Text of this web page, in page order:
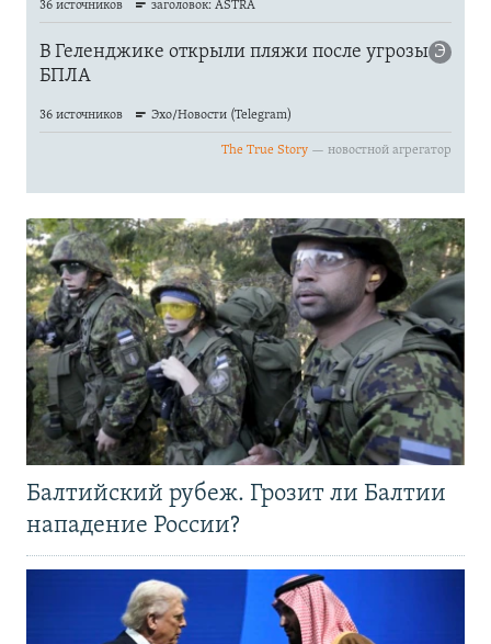
Балтийский рубеж. Грозит ли Балтии
нападение России?